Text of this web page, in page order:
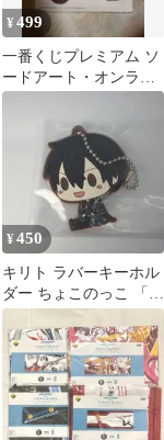
¥499
一番くじプレミアム ソ
ードアート・オンライ
ン ドラマCD
¥450
キリト ラバーキーホル
ダー ちょこのっこ 「一
番くじ ソードアート・
オンライン